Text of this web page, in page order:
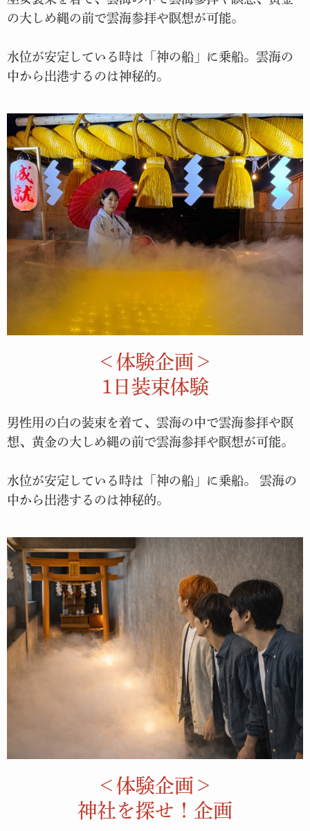
の大しめ縄の前で雲海参拝や瞑想が可能。
水位が安定している時は「神の船」に乗船。雲海の
中から出港するのは神秘的。
＜体験企画＞
1日装束体験
男性用の白の装束を着て、雲海の中で雲海参拝や瞑
想、黄金の大しめ縄の前で雲海参拝や瞑想が可能。
水位が安定している時は「神の船」に乗船。 雲海の
中から出港するのは神秘的。
＜体験企画＞
神社を探せ！企画